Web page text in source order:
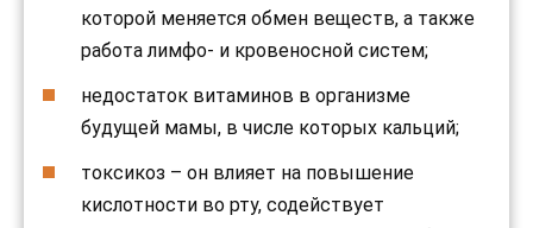
которой меняется обмен веществ, а также
работа лимфо- и кровеносной систем;
недостаток витаминов в организме
будущей мамы, в числе которых кальций;
токсикоз – он влияет на повышение
кислотности во рту, содействует